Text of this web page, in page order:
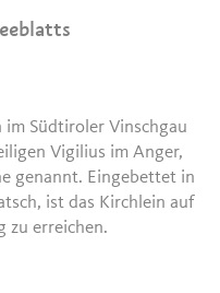
im Südtiroler Vinschgau
Vigilius im Anger,
genannt. Eingebettet in
ist das Kirchlein auf
zu erreichen.